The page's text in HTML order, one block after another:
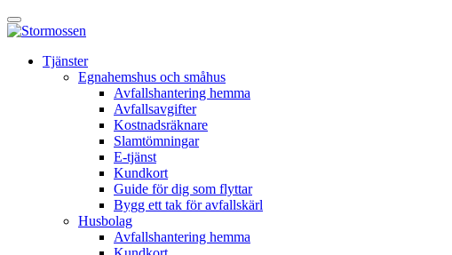
Skip
toÖppna
huvudmeny
tjänst
Tjänster
Egnahemshus och småhus
Avfallshantering hemma
Avfallsavgifter
Kostnadsräknare
Slamtömningar
E-tjänst
Kundkort
Guide för dig som flyttar
Bygg ett tak för avfallskärl
Husbolag
Avfallshantering hemma